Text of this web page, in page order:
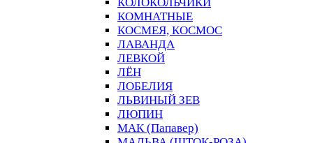
КОМНАТНЫЕ
КОСМЕЯ, КОСМОС
ЛАВАНДА
ЛЕВКОЙ
ЛЁН
ЛОБЕЛИЯ
ЛЬВИНЫЙ ЗЕВ
ЛЮПИН
МАК (Папавер)